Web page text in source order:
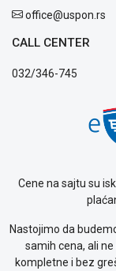
kolačićima
garancije
Kontakt
office@uspon.rs
CALL CENTER
032/346-745
Cene na sajtu su
Nastojimo da
samih cena, ali
kompletne i bez